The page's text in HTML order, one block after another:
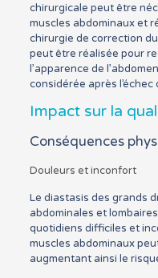
chirurgicale peut être
muscles abdominaux et
chirurgie de correction
peut être réalisée pour
l’apparence de
considérée après
Impact sur la
Conséquences
Douleurs et inconfort
Le diastasis des grands
abdominales et
quotidiens difficiles et
muscles abdominaux
augmentant ainsi le